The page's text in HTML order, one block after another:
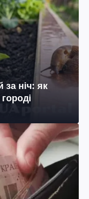
за ніч: як